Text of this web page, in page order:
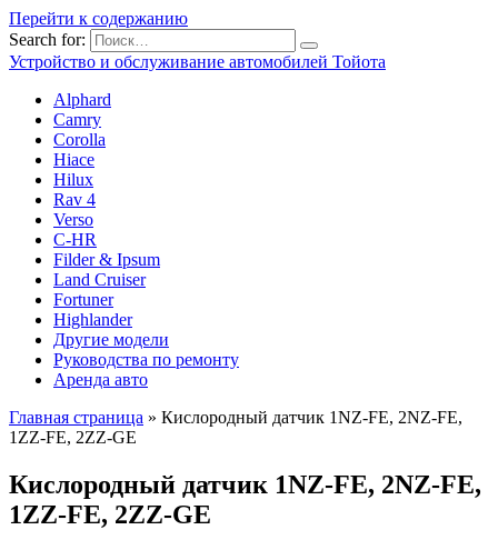
Перейти к содержанию
Search for:
Устройство и обслуживание автомобилей Тойота
Alphard
Camry
Corolla
Hiace
Hilux
Rav 4
Verso
C-HR
Filder & Ipsum
Land Cruiser
Fortuner
Highlander
Другие модели
Руководства по ремонту
Аренда авто
Главная страница » Кислородный датчик 1NZ-FE, 2NZ-FE,
1ZZ-FE, 2ZZ-GE
Кислородный датчик 1NZ-FE, 2NZ-FE,
1ZZ-FE, 2ZZ-GE